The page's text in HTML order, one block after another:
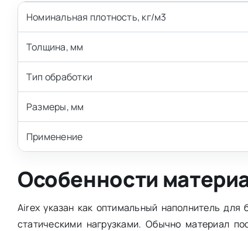
Номинальная плотность, кг/м3
Толщина, мм
Тип обработки
Размеры, мм
Применение
Особенности
Airex указан как оптимальный наполнитель
статическими нагрузками. Обычно материал